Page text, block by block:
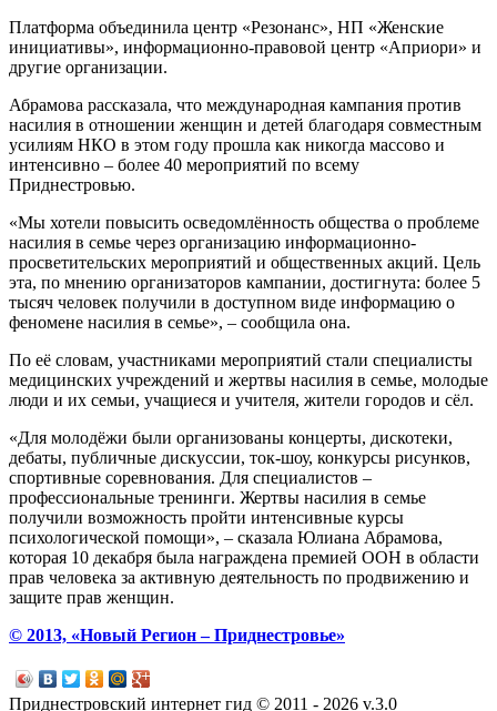
Платформа объединила центр «Резонанс», НП «Женские
инициативы», информационно-правовой центр «Априори» и
другие организации.
Абрамова рассказала, что международная кампания против
насилия в отношении женщин и детей благодаря совместным
усилиям НКО в этом году прошла как никогда массово и
интенсивно – более 40 мероприятий по всему
Приднестровью.
«Мы хотели повысить осведомлённость общества о проблеме
насилия в семье через организацию информационно-
просветительских мероприятий и общественных акций. Цель
эта, по мнению организаторов кампании, достигнута: более 5
тысяч человек получили в доступном виде информацию о
феномене насилия в семье», – сообщила она.
По её словам, участниками мероприятий стали специалисты
медицинских учреждений и жертвы насилия в семье, молодые
люди и их семьи, учащиеся и учителя, жители городов и сёл.
«Для молодёжи были организованы концерты, дискотеки,
дебаты, публичные дискуссии, ток-шоу, конкурсы рисунков,
спортивные соревнования. Для специалистов –
профессиональные тренинги. Жертвы насилия в семье
получили возможность пройти интенсивные курсы
психологической помощи», – сказала Юлиана Абрамова,
которая 10 декабря была награждена премией ООН в области
прав человека за активную деятельность по продвижению и
защите прав женщин.
© 2013, «Новый Регион – Приднестровье»
Приднестровский интернет гид © 2011 - 2026 v.3.0